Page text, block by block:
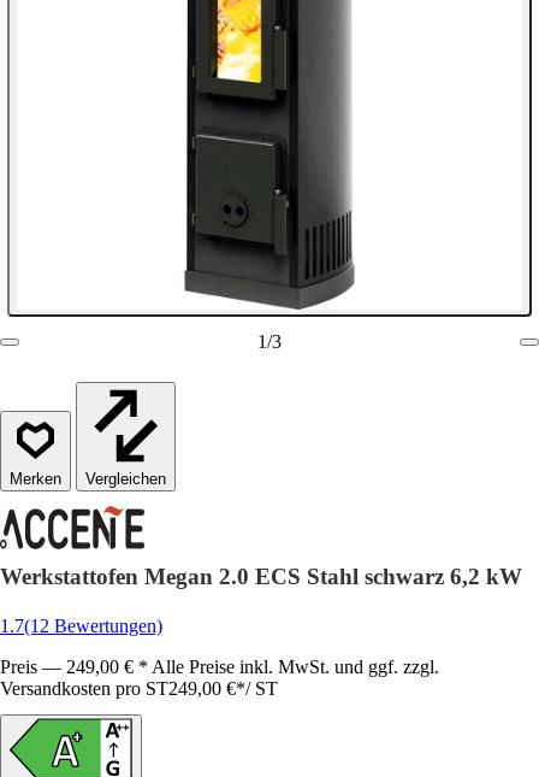
1/3
Vergleichen
Werkstattofen Megan 2.0 ECS Stahl schwarz 6,2 kW
1.7(12 Bewertungen)
Preis — 249,00 € * Alle Preise inkl. MwSt. und ggf. zzgl.
Versandkosten pro ST249,00 €*/ ST